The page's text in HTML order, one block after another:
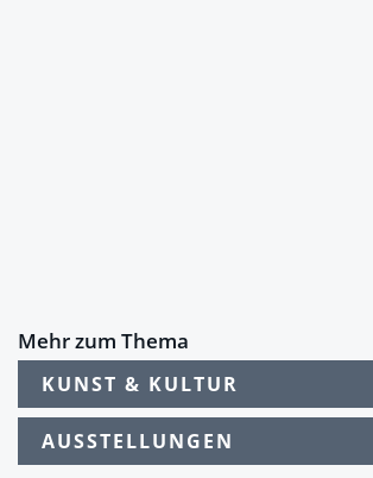
Mehr zum Thema
KUNST & KULTUR
AUSSTELLUNGEN